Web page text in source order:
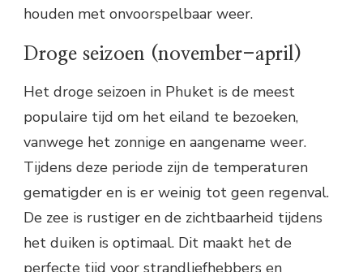
houden met onvoorspelbaar weer.
Droge seizoen (november-april)
Het droge seizoen in Phuket is de meest
populaire tijd om het eiland te bezoeken,
vanwege het zonnige en aangename weer.
Tijdens deze periode zijn de temperaturen
gematigder en is er weinig tot geen regenval.
De zee is rustiger en de zichtbaarheid tijdens
het duiken is optimaal. Dit maakt het de
perfecte tijd voor strandliefhebbers en